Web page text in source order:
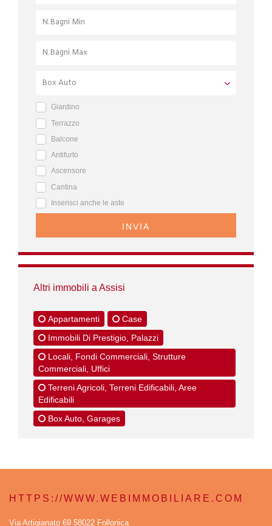
Giardino
Terrazzo
Balcone
Antifurto
Ascensore
Cantina
Inserisci anche le aste
INVIA
Altri immobili a Assisi
Appartamenti
Case
Immobili Di Prestigio, Palazzi
Locali, Fondi Commerciali, Strutture
Commerciali, Uffici
Terreni Agricoli, Terreni Edificabili, Aree
Edificabili
Box Auto, Garages
HTTPS://WWW.WEBIMMOBILIARE.COM
Via Artigianato 69 58022 Follonica